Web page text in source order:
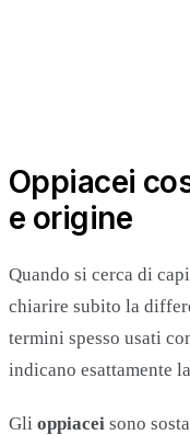
Oppiacei
e origine
Quando si cerca di
chiarire subito la
termini spesso usati
indicano esattamente
Gli oppiacei sono